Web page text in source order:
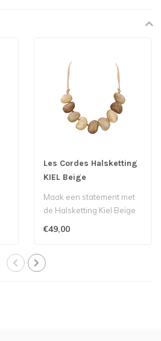
Les Cordes Halsketting
KIEL Beige
Maak een statement met
de Halsketting Kiel Beige
€49,00